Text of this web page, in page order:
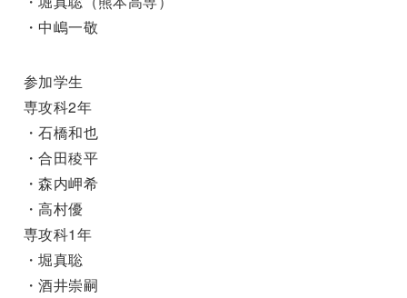
・中嶋一敬
参加学生
専攻科2年
・石橋和也
・合田稜平
・森内岬希
・高村優
専攻科1年
・堀真聡
・酒井崇嗣